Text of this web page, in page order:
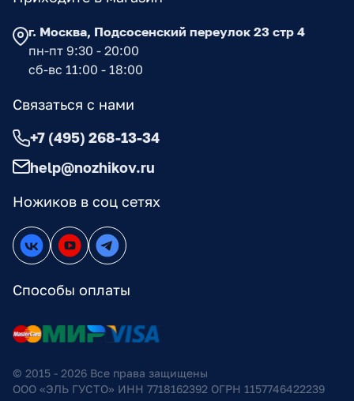
Ножиков в соц сетях
Способы оплаты
г. Москва, Подсосенский переулок 23 стр 4
пн-пт 9:30 - 20:00
сб-вс 11:00 - 18:00
Связаться с нами
+7 (495) 268-13-34
help@nozhikov.ru
© 2015 - 2026 Все права защищены
ООО «ЭЛЬ ГУСТО» ИНН 7718162392 ОГРН 1157746422239